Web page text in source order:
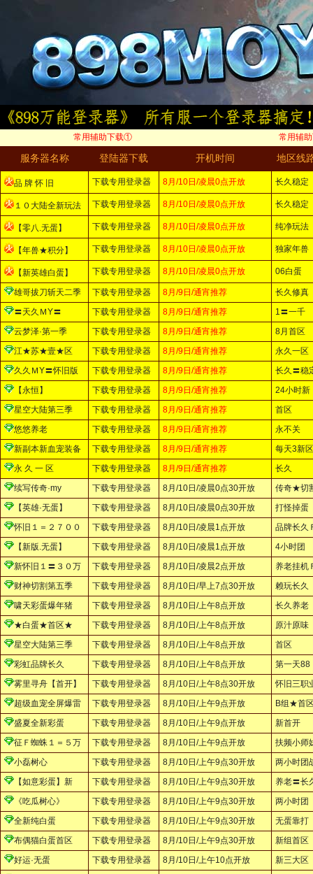
常用辅助下载① 常用辅
服务器名称 登陆器下载 开机时间 地区线
品 牌 怀 旧 下载专用登录器 8月/10日/凌晨0点开放 长久稳定
１０大陆全新玩法 下载专用登录器 8月/10日/凌晨0点开放 长久稳定
【零八.无蛋】 下载专用登录器 8月/10日/凌晨0点开放 纯净玩法
【年兽★积分】 下载专用登录器 8月/10日/凌晨0点开放 独家年兽
【新英雄白蛋】 下载专用登录器 8月/10日/凌晨0点开放 06白蛋
雄哥拔刀斩天二季 下载专用登录器 8月/9日/通宵推荐
长久修真
〓天久ＭY〓
下载专用登录器 8月/9日/通宵推荐
1〓一千
云梦泽·第一季
下载专用登录器 8月/9日/通宵推荐
8月首区
江★苏★壹★区
下载专用登录器 8月/9日/通宵推荐
永久一区
久久ＭY〓怀旧版
下载专用登录器 8月/9日/通宵推荐
长久〓稳
【永恒】
下载专用登录器 8月/9日/通宵推荐
24小时新
星空大陆第三季
下载专用登录器 8月/9日/通宵推荐
首区
悠悠养老
下载专用登录器 8月/9日/通宵推荐
永不关
新副本新血宠装备
下载专用登录器 8月/9日/通宵推荐
每天3新区
永 久 一 区
下载专用登录器 8月/9日/通宵推荐
长久
续写传奇·my
下载专用登录器 8月/10日/凌晨0点30开放
传奇★切
【英雄·无蛋】
下载专用登录器 8月/10日/凌晨0点30开放
打怪掉蛋
怀旧１＝２７００
下载专用登录器 8月/10日/凌晨1点开放
品牌长久
【新版.无蛋】
下载专用登录器 8月/10日/凌晨1点开放
4小时团
新怀旧１〓３０万
下载专用登录器 8月/10日/凌晨2点开放
养老挂机
财神切割第五季
下载专用登录器 8月/10日/早上7点30开放
赖玩长久
啸天彩蛋爆年猪
下载专用登录器 8月/10日/上午8点开放
长久养老
★白蛋★首区★
下载专用登录器 8月/10日/上午8点开放
原汁原味
星空大陆第三季
下载专用登录器 8月/10日/上午8点开放
首区
彩虹品牌长久
下载专用登录器 8月/10日/上午8点开放
第一天88
雾里寻舟【首开】
下载专用登录器 8月/10日/上午8点30开放
怀旧三职
超级血宠全屏爆雷
下载专用登录器 8月/10日/上午9点开放
B组★首
盛夏全新彩蛋
下载专用登录器 8月/10日/上午9点开放
新首开
征Ｆ蜘蛛１＝５万
下载专用登录器 8月/10日/上午9点开放
扶频小师
小磊树心
下载专用登录器 8月/10日/上午9点30开放
两小时团
【如意彩蛋】新
下载专用登录器 8月/10日/上午9点30开放
养老〓长
《吃瓜树心》
下载专用登录器 8月/10日/上午9点30开放
两小时团
全新纯白蛋
下载专用登录器 8月/10日/上午9点30开放
无蛋靠打
布偶猫白蛋首区
下载专用登录器 8月/10日/上午9点30开放
新组首区
好运·无蛋
下载专用登录器 8月/10日/上午10点开放
新三大区